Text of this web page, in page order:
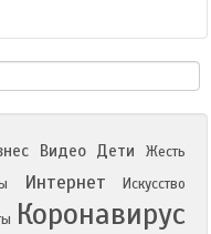
Видео Дети
Жесть
Интернет Искусство
Коронавирус